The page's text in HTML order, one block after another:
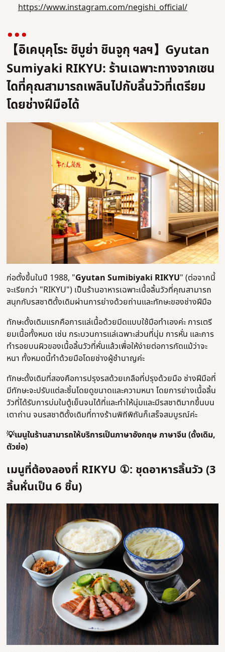
https://www.instagram.com/negishi_official/
【อิเคบุคุโระ ชิบูย่า ชินจูกุ ฯลฯ】Gyutan
Sumiyaki RIKYU: ร้านเฉพาะทางจากเซน
ไดที่คุณสามารถเพลินไปกับลิ้นวัวที่เตรียม
โดยช่างฝีมือได้
ก่อตั้งขึ้นในปี 1988, "Gyutan Sumibiyaki RIKYU" (ต่อจากนี้
จะเรียกว่า "RIKYU") เป็นร้านอาหารเฉพาะเนื้อลิ้นวัวที่คุณสามารถ
สนุกกับรสชาติดั้งเดิมผ่านการย่างด้วยถ่านและทักษะของช่างฝีมือ
ทักษะดั้งเดิมแรกคือการแล่เนื้อด้วยมีดแบบใช้มือทำเองค่ะ การเตรี
ยมเนื้อทั้งหมด เช่น กระบวนการแล่เฉพาะส่วนที่นุ่ม การหั่น และการ
ทำรอยบนผิวของเนื้อลิ้นวัวที่หั่นแล้วเพื่อให้ง่ายต่อการกัดแม้ว่าจะ
หนา ทั้งหมดนี้ทำด้วยมือโดยช่างผู้ชำนาญค่ะ
ทักษะดั้งเดิมที่สองคือการปรุงรสด้วยเกลือที่ปรุงด้วยมือ ช่างฝีมือที่
มีทักษะจะปรับแต่ละชิ้นโดยดูขนาดและความหนา โดยการย่างเนื้อลิ้น
วัวที่ได้รับการบ่มในตู้เย็นจนได้ที่และทำให้นุ่มและมีรสชาติมากขึ้นบน
เตาถ่าน จนรสชาติดั้งเดิมที่ทางร้านพิถีพิถันก็เสร็จสมบูรณ์ค่ะ
💡เมนูในร้านสามารถให้บริการเป็นภาษาอังกฤษ ภาษาจีน (ดั้งเดิม,
ตัวย่อ)
เมนูที่ต้องลองที่ RIKYU ①: ชุดอาหารลิ้นวัว (3
ลิ้นหั่นเป็น 6 ชิ้น)